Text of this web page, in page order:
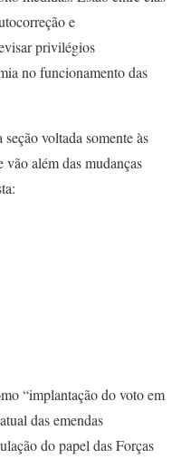
e
privilégios
no funcionamento das
voltada somente às
além das mudanças
“implantação do voto em
das emendas
do papel das Forças